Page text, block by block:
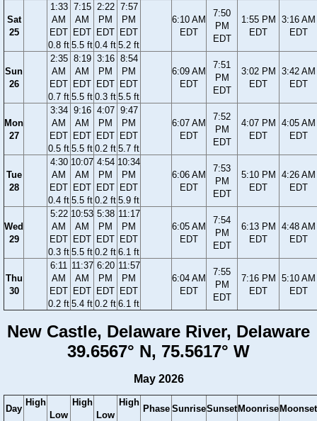
Sat
25
1:33
AM
EDT
0.8 ft
7:15
AM
EDT
5.5 ft
2:22
PM
EDT
0.4 ft
7:57
PM
EDT
5.2 ft
6:10 AM
EDT
7:50
PM
EDT
1:55 PM
EDT
3:16 AM
EDT
Sun
26
2:35
AM
EDT
0.7 ft
8:19
AM
EDT
5.5 ft
3:16
PM
EDT
0.3 ft
8:54
PM
EDT
5.5 ft
6:09 AM
EDT
7:51
PM
EDT
3:02 PM
EDT
3:42 AM
EDT
Mon
27
3:34
AM
EDT
0.5 ft
9:16
AM
EDT
5.5 ft
4:07
PM
EDT
0.2 ft
9:47
PM
EDT
5.7 ft
6:07 AM
EDT
7:52
PM
EDT
4:07 PM
EDT
4:05 AM
EDT
Tue
28
4:30
AM
EDT
0.4 ft
10:07
AM
EDT
5.5 ft
4:54
PM
EDT
0.2 ft
10:34
PM
EDT
5.9 ft
6:06 AM
EDT
7:53
PM
EDT
5:10 PM
EDT
4:26 AM
EDT
Wed
29
5:22
AM
EDT
0.3 ft
10:53
AM
EDT
5.5 ft
5:38
PM
EDT
0.2 ft
11:17
PM
EDT
6.1 ft
6:05 AM
EDT
7:54
PM
EDT
6:13 PM
EDT
4:48 AM
EDT
Thu
30
6:11
AM
EDT
0.2 ft
11:37
AM
EDT
5.4 ft
6:20
PM
EDT
0.2 ft
11:57
PM
EDT
6.1 ft
6:04 AM
EDT
7:55
PM
EDT
7:16 PM
EDT
5:10 AM
EDT
New Castle, Delaware River, Delaware
39.6567° N, 75.5617° W
May 2026
Day
High
Low
High
Low
High
Phase SunriseSunset Moonrise Moonset